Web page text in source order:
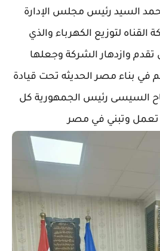
السيد رئيس مجلس الإدارة
لتوزيع الكهرباء والذي
وازدهار الشركة وجعلها
بناء مصر الحديثه تحت قيادة
السيسى رئيس الجمهورية كل
تعمل وتبني في مصر